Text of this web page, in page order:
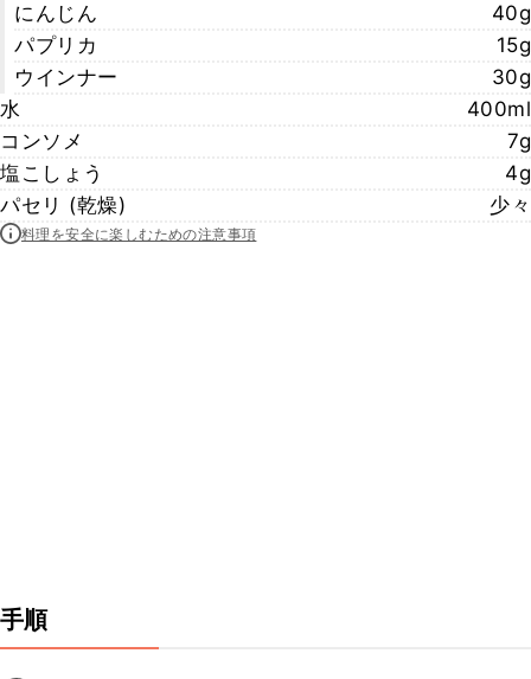
にんじん
40g
パプリカ
15g
ウインナー
30g
水
400ml
コンソメ
7g
塩こしょう
4g
パセリ (乾燥)
少々
料理を安全に楽しむための注意事項
手順